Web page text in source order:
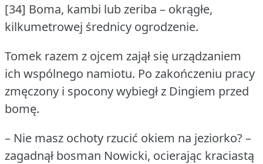
[34] Boma, kambi lub zeriba – okrągłe,
kilkumetrowej średnicy ogrodzenie.
Tomek razem z ojcem zajął się urządzaniem
ich wspólnego namiotu. Po zakończeniu pracy
zmęczony i spocony wybiegł z Dingiem przed
bomę.
– Nie masz ochoty rzucić okiem na jeziorko?–
zagadnął bosman Nowicki, ocierając kraciastą